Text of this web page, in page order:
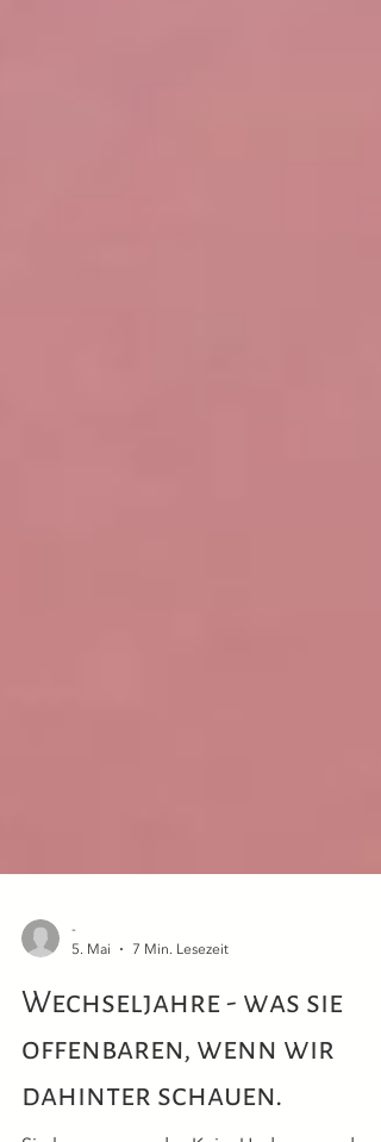
-
5. Mai
7 Min. Lesezeit
Wechseljahre - was sie
offenbaren, wenn wir